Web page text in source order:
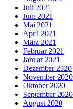
Juli 2021
Juni 2021
Mai 2021
April 2021
März 2021
Februar 2021
Januar 2021
Dezember 2020
November 2020
Oktober 2020
September 2020
August 2020